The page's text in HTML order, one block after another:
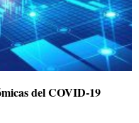
del COVID-19